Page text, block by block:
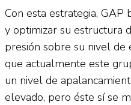
Con esta estrategia, GAP
y optimizar su estructura
presión sobre su nivel de
que actualmente este
un nivel de
elevado, pero éste sí se